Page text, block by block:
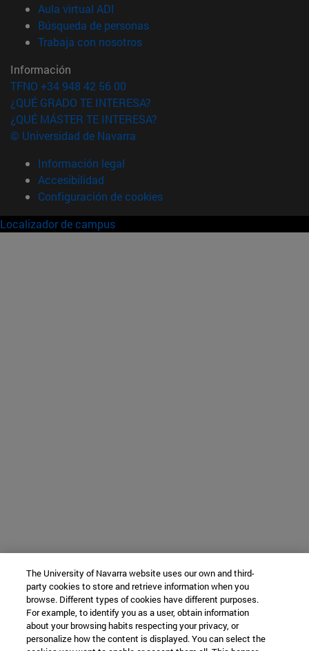
Aula virtual ADI
Búsqueda de personas(abre en nueva ventana)
Trabaja con nosotros(abre en nueva ventana)
Información
TFNO +34 948 42 56 00
¿QUÉ GRADO TE INTERESA?
¿QUÉ MÁSTER TE INTERESA?
© Universidad de Navarra
Información legal
Accesibilidad
Configuración de cookies
Localizador de campus
The University of Navarra website uses our own and third-
party cookies to store and retrieve information when you
browse. Different types of cookies have different purposes.
For example, to identify you as a user, obtain information
about your browsing habits respecting your privacy, or
personalize how the content is displayed. You can select the